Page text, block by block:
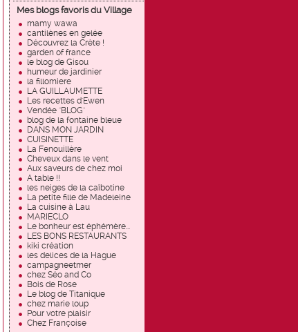
Mes blogs favoris du Village
mamy wawa
cantilènes en gelée
Découvrez la Crète !
garden of france
le blog de Gisou
humeur de jardinier
la fillomiere
LA GUILLAUMETTE
Les recettes d'Ewen
Vendée "BLOG"
blog de la fontaine bleue
DANS MON JARDIN
CUISINETTE
La Fenouillère
Cheveux dans le vent
Aux saveurs de chez moi
A table !!
les neiges de la caîbotine
La petite fille de Madeleine
La cuisine à Lau
MARIECLO
Le bonheur est éphémère...
LES BONS RESTAURANTS
kiki création
les delices de la Hague
campagneetmer
chez Séo and Co
Bois de Rose
Le blog de Titanique
chez marie loup
Pour votre plaisir
Chez Françoise